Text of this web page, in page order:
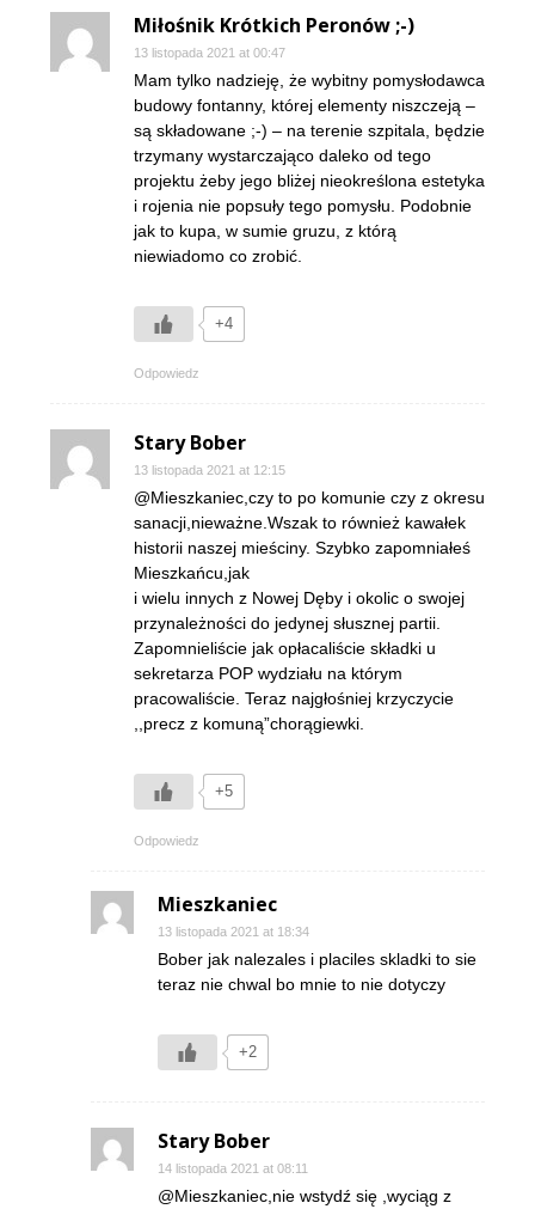
Miłośnik Krótkich Peronów ;-)
13 listopada 2021 at 00:47
Mam tylko nadzieję, że wybitny pomysłodawca
budowy fontanny, której elementy niszczeją –
są składowane ;-) – na terenie szpitala, będzie
trzymany wystarczająco daleko od tego
projektu żeby jego bliżej nieokreślona estetyka
i rojenia nie popsuły tego pomysłu. Podobnie
jak to kupa, w sumie gruzu, z którą
niewiadomo co zrobić.
+4
Odpowiedz
Stary Bober
13 listopada 2021 at 12:15
@Mieszkaniec,czy to po komunie czy z okresu
sanacji,nieważne.Wszak to również kawałek
historii naszej mieściny. Szybko zapomniałeś
Mieszkańcu,jak
i wielu innych z Nowej Dęby i okolic o swojej
przynależności do jedynej słusznej partii.
Zapomnieliście jak opłacaliście składki u
sekretarza POP wydziału na którym
pracowaliście. Teraz najgłośniej krzyczycie
,,precz z komuną”chorągiewki.
+5
Odpowiedz
Mieszkaniec
13 listopada 2021 at 18:34
Bober jak nalezales i placiles skladki to sie
teraz nie chwal bo mnie to nie dotyczy
+2
Stary Bober
14 listopada 2021 at 08:11
@Mieszkaniec,nie wstydź się ,wyciąg z